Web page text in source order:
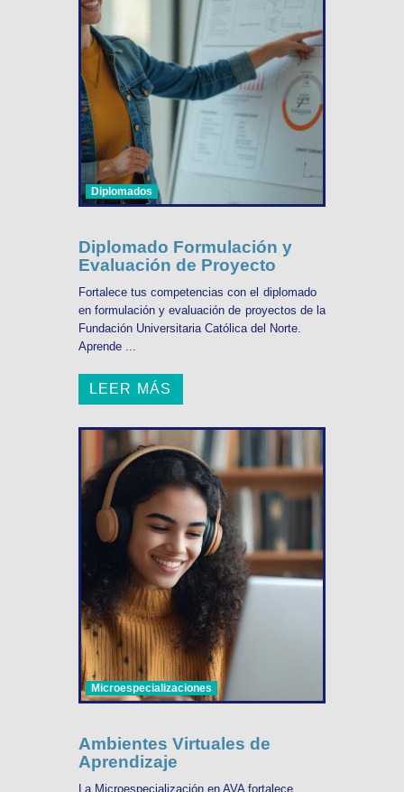
Diplomados
Diplomado Formulación y
Evaluación de Proyecto
Fortalece tus competencias con el diplomado
en formulación y evaluación de proyectos de la
Fundación Universitaria Católica del Norte.
Aprende ...
LEER MÁS
Microespecializaciones
Ambientes Virtuales de
Aprendizaje
La Microespecialización en AVA fortalece